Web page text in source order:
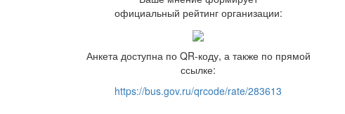
официальный рейтинг организации:
Анкета доступна по QR-коду, а также по прямой
ссылке:
https://bus.gov.ru/qrcode/rate/283613